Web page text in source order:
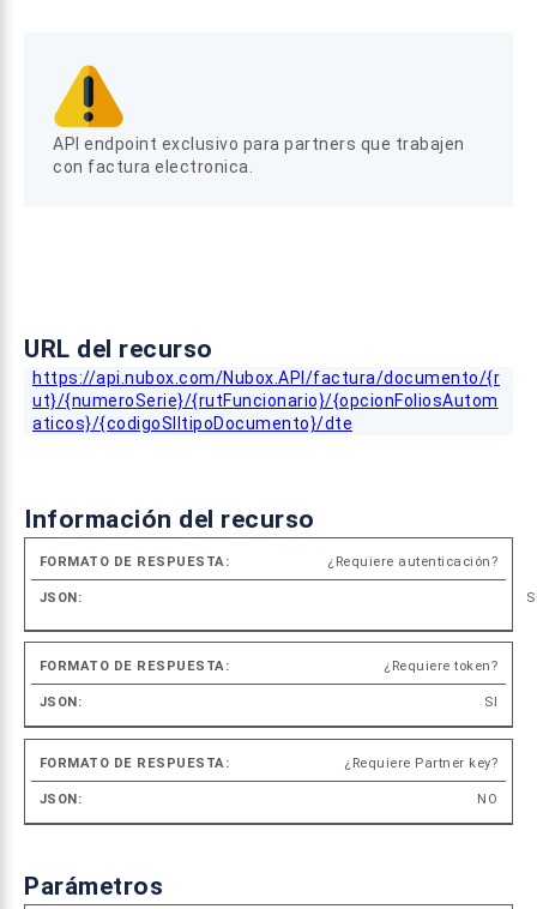
API endpoint exclusivo para partners que trabajen
con factura electronica.
URL del recurso
https://api.nubox.com/Nubox.API/factura/documento/{r
ut}/{numeroSerie}/{rutFuncionario}/{opcionFoliosAutom
aticos}/{codigoSIItipoDocumento}/dte
Información del recurso
Formato
de
respuesta
¿Requiere autenticación?
¿Requiere token?
SI
¿Requiere Partner key?
NO
Parámetros